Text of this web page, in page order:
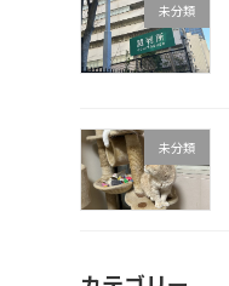
未分類
未分類